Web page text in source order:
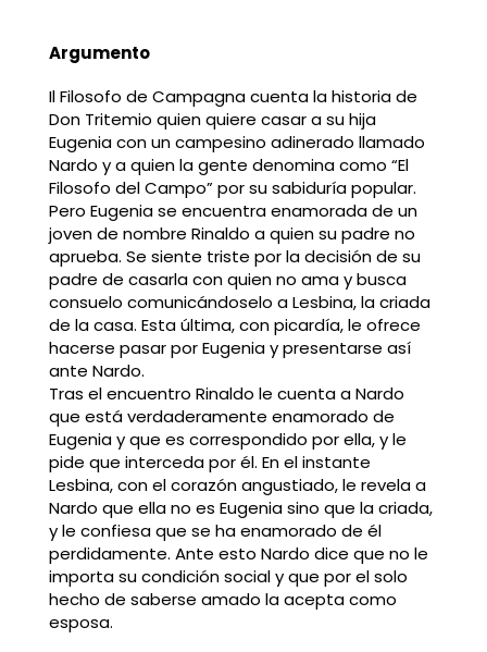
Argumento
Il Filosofo de Campagna cuenta la historia de
Don Tritemio quien quiere casar a su hija
Eugenia con un campesino adinerado llamado
Nardo y a quien la gente denomina como “El
Filosofo del Campo” por su sabiduría popular.
Pero Eugenia se encuentra enamorada de un
joven de nombre Rinaldo a quien su padre no
aprueba. Se siente triste por la decisión de su
padre de casarla con quien no ama y busca
consuelo comunicándoselo a Lesbina, la criada
de la casa. Esta última, con picardía, le ofrece
hacerse pasar por Eugenia y presentarse así
ante Nardo.
Tras el encuentro Rinaldo le cuenta a Nardo
que está verdaderamente enamorado de
Eugenia y que es correspondido por ella, y le
pide que interceda por él. En el instante
Lesbina, con el corazón angustiado, le revela a
Nardo que ella no es Eugenia sino que la criada,
y le confiesa que se ha enamorado de él
perdidamente. Ante esto Nardo dice que no le
importa su condición social y que por el solo
hecho de saberse amado la acepta como
esposa.